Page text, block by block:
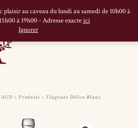
> Produits > Flagrant Délice Blanc
plaisir au caveau du lundi au samedi de 10h00 à
à 19h00 - Adresse exacteici
Ignorer